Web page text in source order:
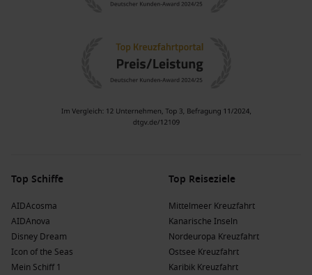
Top Schiffe
AIDAcosma
AIDAnova
Disney Dream
Icon of the Seas
Mein Schiff 1
Top Reiseziele
Mittelmeer Kreuzfahrt
Kanarische Inseln
Nordeuropa Kreuzfahrt
Ostsee Kreuzfahrt
Karibik Kreuzfahrt